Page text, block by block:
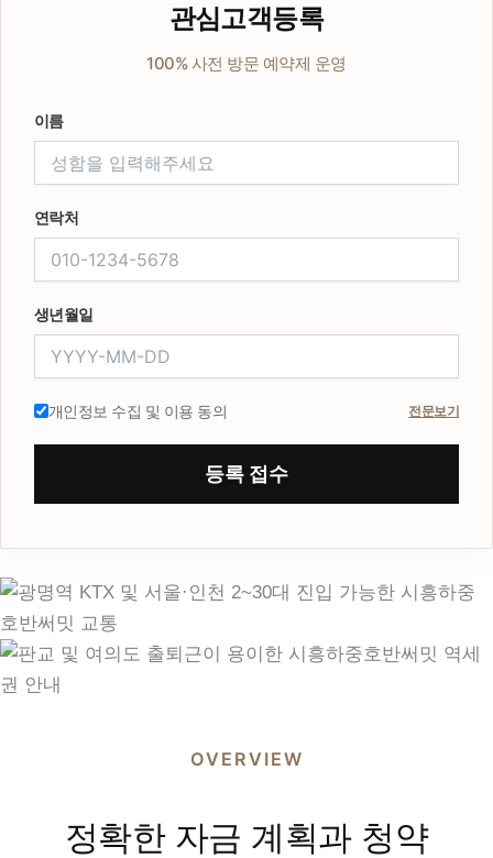
관심고객등록
100% 사전 방문 예약제 운영
이름
연락처
생년월일
개인정보 수집 및 이용 동의 전문보기
등록 접수
OVERVIEW
정확한 자금 계획과 청약